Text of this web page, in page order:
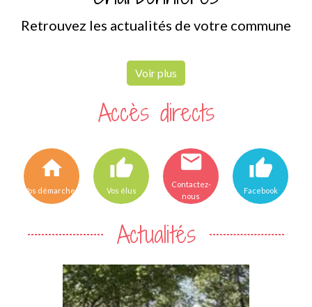
Retrouvez les actualités de votre commune
Voir plus
Accès directs
home
Vos démarches
thumb_up
Vos élus
email
Contactez-
nous
thumb_up
Facebook
Actualités